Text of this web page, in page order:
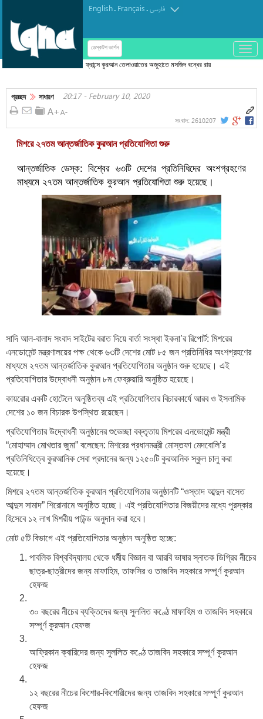
English. Français.فارسی
ডেস্কটপ ভার্শন
باز
و
کردن
ফ্রান্সে কুরআন তেলাওয়াতের অজুহাতে মসজিদ বন্ধের রায়
প্রচ্ছদ সাধারণ 20:17 - February 10, 2020
সংবাদ: 2610207
মিশরে ২৭তম আন্তর্জাতিক কুরআন প্রতিযোগিতা শুরু
আন্তর্জাতিক ডেস্ক: বিশ্বের ৬৩টি দেশের প্রতিনিধিদের অংশগ্রহণের
মাধ্যমে ২৭তম আন্তর্জাতিক কুরআন প্রতিযোগিতা শুরু হয়েছে।
সাদি আল-বালাদ সংবাদ সাইটের বরাত দিয়ে বার্তা সংস্থা ইকনা’র রিপোর্ট: মিশরের
এনডোমেন্ট মন্ত্রণালয়ের পক্ষ থেকে ৬৩টি দেশের মোট ৮৫ জন প্রতিনিধির অংশগ্রহণের
মাধ্যমে ২৭তম আন্তর্জাতিক কুরআন প্রতিযোগিতার অনুষ্ঠান শুরু হয়েছে। এই
প্রতিযোগিতার উদ্বোধনী অনুষ্ঠান ৮ম ফেব্রুয়ারি অনুষ্ঠিত হয়েছে।
কায়রোর একটি হোটেলে অনুষ্ঠিতব্য এই প্রতিযোগিতার বিচারকার্যে আরব ও ইসলামিক
দেশের ১০ জন বিচারক উপস্থিত রয়েছেন।
প্রতিযোগিতার উদ্বোধনী অনুষ্ঠানের শুভেচ্ছা বক্তৃতায় মিশরের এনডোমেন্ট মন্ত্রী
“মোহাম্মাদ মোখতার জুমা” বলেছেন: মিশরের প্রধানমন্ত্রী মোস্তফা মেদবোলি’র
প্রতিনিধিত্বে কুরআনিক সেবা প্রদানের জন্য ১২৫০টি কুরআনিক স্কুল চালু করা
হয়েছে।
মিশরে ২৭তম আন্তর্জাতিক কুরআন প্রতিযোগিতার অনুষ্ঠানটি “ওস্তাদ আব্দুল বাসেত
আব্দুস সামাদ” শিরোনামে অনুষ্ঠিত হচ্ছে। এই প্রতিযোগিতার বিজয়ীদের মধ্যে পুরস্কার
হিসেবে ১২ লাখ মিশরীয় পাউন্ড অনুদান করা হবে।
মোট ৫টি বিভাগে এই প্রতিযোগিতার অনুষ্ঠান অনুষ্ঠিত হচ্ছে:
পাবলিক বিশ্ববিদ্যালয় থেকে ধর্মীয় বিজ্ঞান বা আরবি ভাষার স্নাতক ডিগ্রির নীচের
ছাত্র-ছাত্রীদের জন্য মাফাহিম, তাফসির ও তাজবিদ সহকারে সম্পূর্ণ কুরআন
হেফজ
৩০ বছরের নীচের ব্যক্তিদের জন্য সুললিত কণ্ঠে মাফাহিম ও তাজবিদ সহকারে
সম্পূর্ণ কুরআন হেফজ
আফ্রিকান ক্বারিদের জন্য সুললিত কণ্ঠে তাজবিদ সহকারে সম্পূর্ণ কুরআন
হেফজ
১২ বছরের নীচের কিশোর-কিশোরীদের জন্য তাজবিদ সহকারে সম্পূর্ণ কুরআন
হেফজ